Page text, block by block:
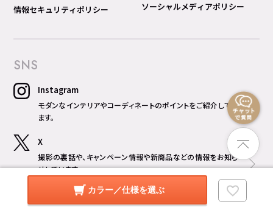
カラー／仕様を選ぶ
情報セキュリティポリシー
ソーシャルメディアポリシー
SNS
Instagram
モダンなインテリアやコーディネートのポイントをご紹介してい
ます。
X
撮影の裏話や、キャンペーン情報や新商品などの情報をお知ら
せしています。
暮らしのデザインch
おすすめ商品をプロの目線の動画形式で分かりやすくご紹介し